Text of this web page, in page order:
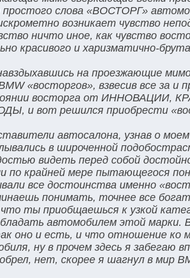
простого слова «ВОСТОРГ»
возникает чувство
ничто иное, как чувство
красивого и харизматично-
на проезжающие
«восторгов», взвесив все за и
восторга от
и вот решился приобрести
автосалона, узнав о
в широченной
видеть перед собой
по крайней мере пытающегося
все достоинства именно
понимать, точнее все
ты приобщаешься к узкой
автомобилем этой
оно и есть, и что отношение ко
ну в прочем здесь я забегаю
нет, скорее я шагнул в мир